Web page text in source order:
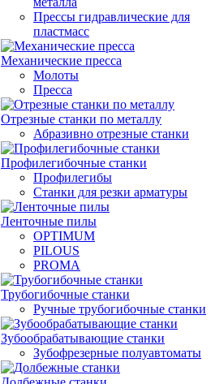
Прессы гидравлические для
пластмасс
Механические пресса
Молоты
Пресса
Отрезные станки по металлу
Абразивно отрезные станки
Профилегибочные станки
Профилегибы
Станки для резки арматуры
Ленточные пилы
OPTIMUM
PILOUS
PROMA
Трубогибочные станки
Ручные трубогибочные станки
Зубообрабатывающие станки
Зубофрезерные полуавтоматы